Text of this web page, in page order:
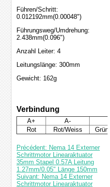
Führen/Schritt:
0.012192mm(0.00048")
Führungsweg/Umdrehung:
2.438mm(0.096")
Anzahl Leiter: 4
Leitungslänge: 300mm
Gewicht: 162g
Verbindung
A+ A-
Rot
Rot/Weiss
Précédent: Nema 14 Externer
Schrittmotor Linearaktuator
35mm Stapel 0.57A Leitung
1.27mm/0.05" Länge 150mm
Suivant: Nema 14 Externer
Schrittmotor Linearaktuator